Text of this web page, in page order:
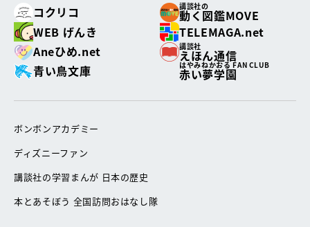
コクリコ
講談社の
動く図鑑MOVE
WEB げんき
TELEMAGA.net
Aneひめ.net
講談社
えほん通信
青い鳥文庫
はやみねかおる FAN CLUB
赤い夢学園
ボンボンアカデミー
ディズニーファン
講談社の学習まんが 日本の歴史
本とあそぼう 全国訪問おはなし隊